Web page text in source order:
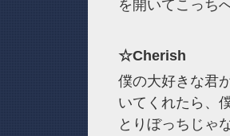
を開いてこっち
☆Cherish
僕の大好きな君
いてくれたら、
とりぼっちじゃ